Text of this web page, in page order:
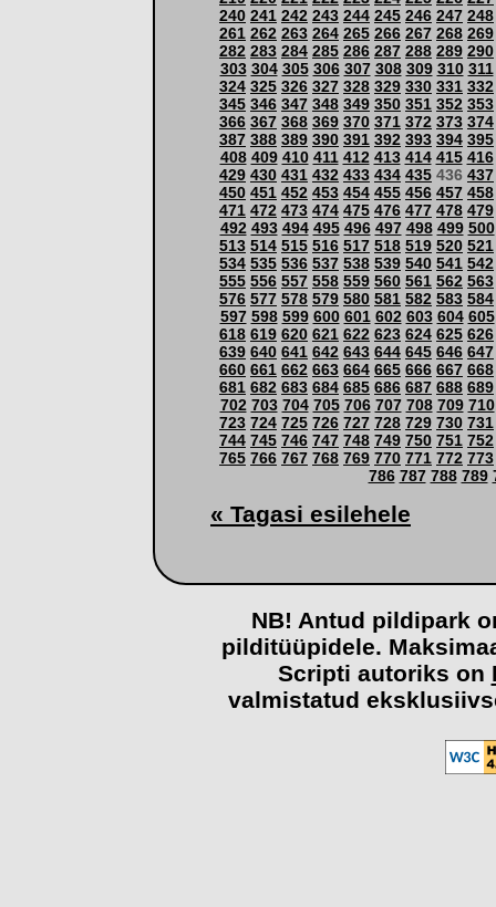
240 241 242 243 244 245 246 247 248
261 262 263 264 265 266 267 268 269
282 283 284 285 286 287 288 289 290
303 304 305 306 307 308 309 310 311
324 325 326 327 328 329 330 331 332
345 346 347 348 349 350 351 352 353
366 367 368 369 370 371 372 373 374
387 388 389 390 391 392 393 394 395
408 409 410 411 412 413 414 415 416
429 430 431 432 433 434 435 436 437
450 451 452 453 454 455 456 457 458
471 472 473 474 475 476 477 478 479
492 493 494 495 496 497 498 499 500
513 514 515 516 517 518 519 520 521
534 535 536 537 538 539 540 541 542
555 556 557 558 559 560 561 562 563
576 577 578 579 580 581 582 583 584
597 598 599 600 601 602 603 604 605
618 619 620 621 622 623 624 625 626
639 640 641 642 643 644 645 646 647
660 661 662 663 664 665 666 667 668
681 682 683 684 685 686 687 688 689
702 703 704 705 706 707 708 709 710
723 724 725 726 727 728 729 730 731
744 745 746 747 748 749 750 751 752
765 766 767 768 769 770 771 772 773
786 787 788 789
« Tagasi esilehele
NB! Antud pildipark
pilditüüpidele.
Scripti autoriks on
valmistatud